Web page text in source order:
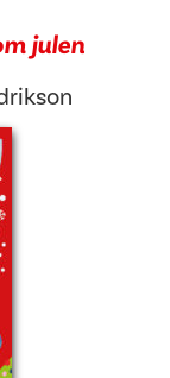
julen